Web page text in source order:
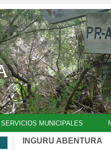
SERVICIOS MUNICIPALES
INGURU ABENTURA